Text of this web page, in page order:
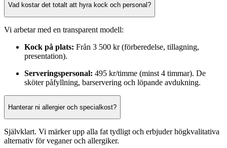
Vad kostar det totalt att hyra kock och personal?
Vi arbetar med en transparent modell:
Kock på plats: Från 3 500 kr (förberedelse, tillagning,
presentation).
Serveringspersonal: 495 kr/timme (minst 4 timmar). De
sköter påfyllning, barservering och löpande avdukning.
Hanterar ni allergier och specialkost?
Självklart. Vi märker upp alla fat tydligt och erbjuder högkvalitativa
alternativ för veganer och allergiker.